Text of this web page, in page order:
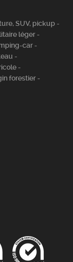
SUV, pickup -
léger -
car -
-
-
forestier -